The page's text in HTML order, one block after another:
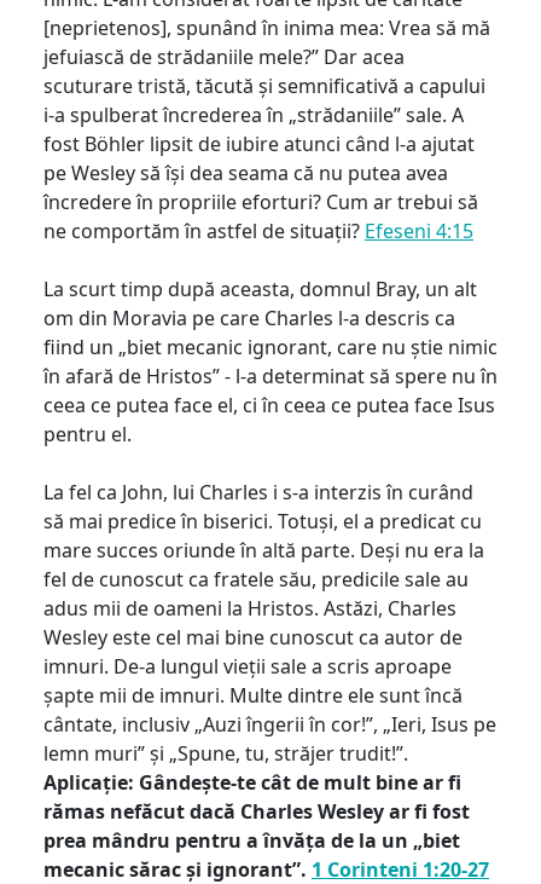
[neprietenos], spunând în inima mea: Vrea să mă
jefuiască de strădaniile mele?” Dar acea
scuturare tristă, tăcută și semnificativă a capului
i-a spulberat încrederea în „strădaniile” sale. A
fost Böhler lipsit de iubire atunci când l-a ajutat
pe Wesley să își dea seama că nu putea avea
încredere în propriile eforturi? Cum ar trebui să
ne comportăm în astfel de situații? Efeseni 4:15
La scurt timp după aceasta, domnul Bray, un alt
om din Moravia pe care Charles l-a descris ca
fiind un „biet mecanic ignorant, care nu știe nimic
în afară de Hristos” - l-a determinat să spere nu în
ceea ce putea face el, ci în ceea ce putea face Isus
pentru el.
La fel ca John, lui Charles i s-a interzis în curând
să mai predice în biserici. Totuși, el a predicat cu
mare succes oriunde în altă parte. Deși nu era la
fel de cunoscut ca fratele său, predicile sale au
adus mii de oameni la Hristos. Astăzi, Charles
Wesley este cel mai bine cunoscut ca autor de
imnuri. De-a lungul vieții sale a scris aproape
șapte mii de imnuri. Multe dintre ele sunt încă
cântate, inclusiv „Auzi îngerii în cor!”, „Ieri, Isus pe
lemn muri” și „Spune, tu, străjer trudit!”.
Aplicație: Gândește-te cât de mult bine ar fi
rămas nefăcut dacă Charles Wesley ar fi fost
prea mândru pentru a învăța de la un „biet
mecanic sărac și ignorant”. 1 Corinteni 1:20-27